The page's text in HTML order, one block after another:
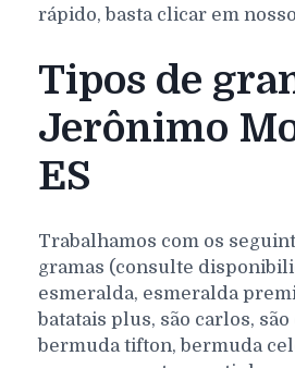
rápido, basta clicar em nosso
Tipos de
Jerônimo
ES
Trabalhamos com os
gramas (consulte
esmeralda, esmeralda
batatais plus, são carlos,
bermuda tifton, bermuda